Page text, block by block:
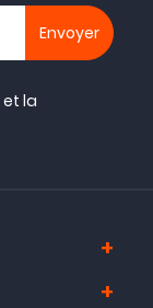
et la